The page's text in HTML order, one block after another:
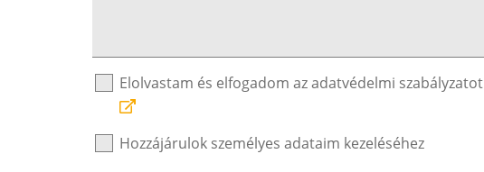
Elolvastam és elfogadom az adatvédelmi szabályzatot
Hozzájárulok személyes adataim kezeléséhez